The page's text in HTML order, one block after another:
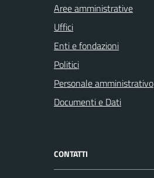
Aree amministrative
Uffici
Enti e fondazioni
Politici
Personale amministrativo
Documenti e Dati
CONTATTI